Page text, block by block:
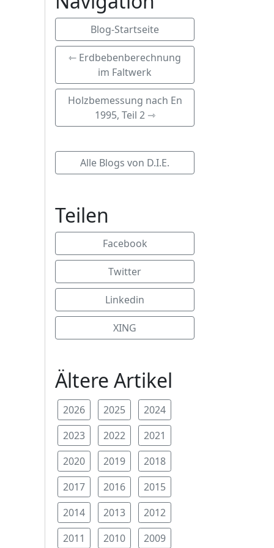
Blog-Startseite
⇽ Erdbebenberechnung
im Faltwerk
Holzbemessung nach En
1995, Teil 2 ⇾
Alle Blogs von D.I.E.
Teilen
Facebook
Twitter
Linkedin
XING
Ältere Artikel
2026 2025
2024
2023
2022
2021
2020
2019
2018
2017
2016
2015
2014
2013
2012
2011
2010
2009